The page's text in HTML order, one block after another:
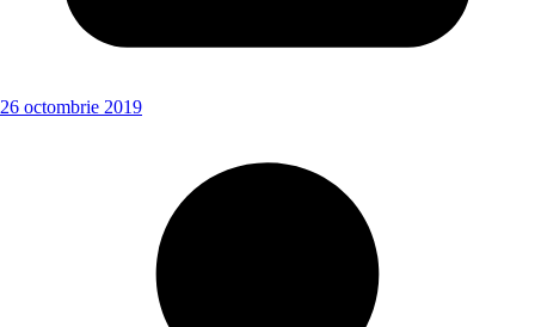
26 octombrie 2019